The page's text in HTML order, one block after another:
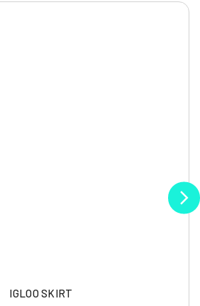
IGLOO SKIRT